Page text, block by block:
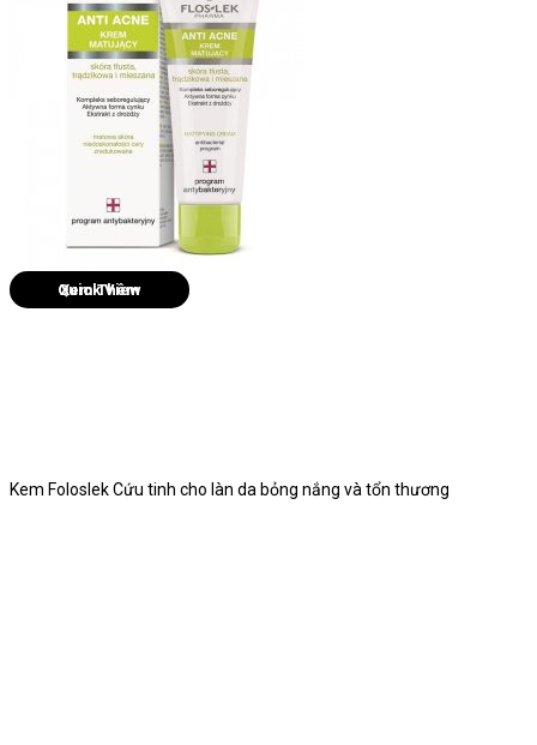
Quick View
Kem Foloslek Cứu tinh cho làn da bỏng nắng và tổn thương